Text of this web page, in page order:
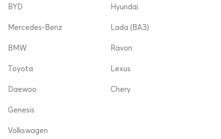
BYD
Mercedes-Benz
Hyundai
Lada (ВАЗ)
BMW
Toyota
Daewoo
Ravon
Lexus
Chery
Genesis
Volkswagen